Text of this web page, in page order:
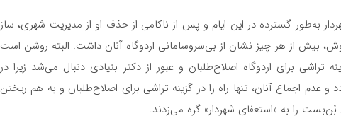
به‌طور گسترده در این ایام و پس از ناکامی از حذف او از مدیریت شهری، ساز
بیش از هر چیز نشان از بی‌سروسامانی اردوگاه آنان داشت. البته روشن است
تراشی برای اردوگاه اصلاح‌طلبان و عبور از دکتر بنیادی دنبال می‌شد زیرا در
و عدم اجماع آنان، تنها راه را در گزینه تراشی برای اصلاح‌طلبان و به هم ریختن
را به «استعفای شهردار» گره می‌زدند.